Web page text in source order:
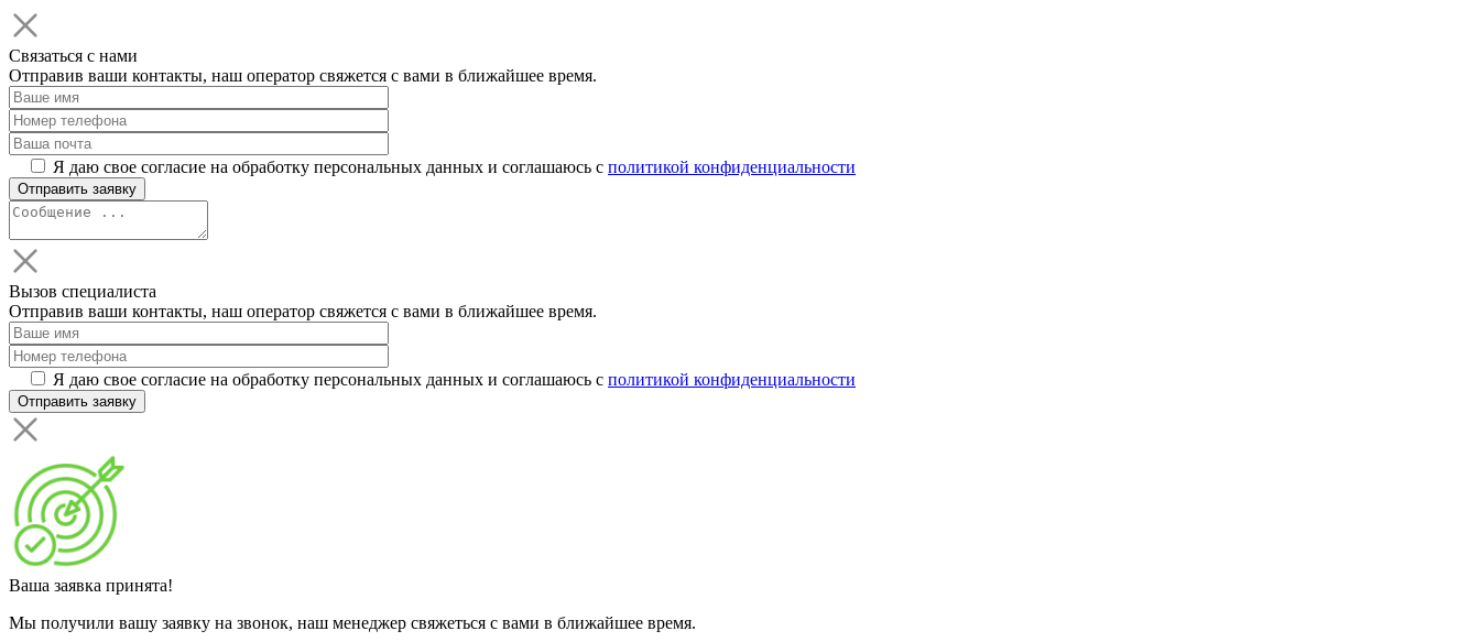
Связаться с нами
Отправив ваши контакты, наш оператор свяжется с вами в ближайшее время.
Я даю свое согласие на обработку персональных данных и соглашаюсь с политикой конфиденциальности
Вызов специалиста
Отправив ваши контакты, наш оператор свяжется с вами в ближайшее время.
Я даю свое согласие на обработку персональных данных и соглашаюсь с политикой конфиденциальности
Ваша заявка принята!
Мы получили вашу заявку на звонок, наш менеджер свяжеться с вами в ближайшее время.